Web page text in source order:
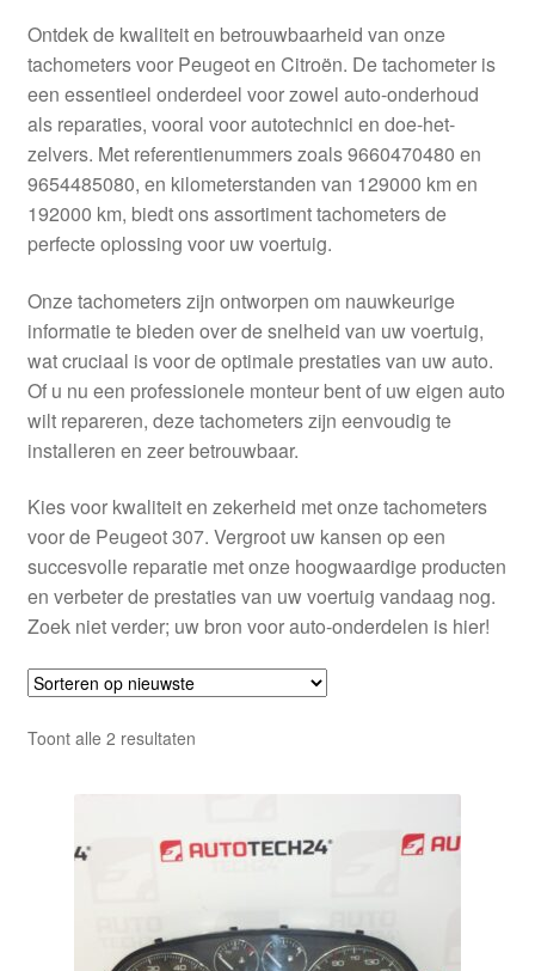
Contact
Kassa
Klachten
Klachtenprocedure
Levering
Mijn account
Over ons
Wereldwijde verzending
Winkelwagen
Ontdek de kwaliteit en betrouwbaarheid van onze
tachometers voor Peugeot en Citroën. De tachometer is
een essentieel onderdeel voor zowel auto-onderhoud
als reparaties, vooral voor autotechnici en doe-het-
zelvers. Met referentienummers zoals 9660470480 en
9654485080, en kilometerstanden van 129000 km en
192000 km, biedt ons assortiment tachometers de
perfecte oplossing voor uw voertuig.
Onze tachometers zijn ontworpen om nauwkeurige
informatie te bieden over de snelheid van uw voertuig,
wat cruciaal is voor de optimale prestaties van uw auto.
Of u nu een professionele monteur bent of uw eigen auto
wilt repareren, deze tachometers zijn eenvoudig te
installeren en zeer betrouwbaar.
Kies voor kwaliteit en zekerheid met onze tachometers
voor de Peugeot 307. Vergroot uw kansen op een
succesvolle reparatie met onze hoogwaardige producten
en verbeter de prestaties van uw voertuig vandaag nog.
Zoek niet verder; uw bron voor auto-onderdelen is hier!
Toont alle 2 resultatenGesorteerd